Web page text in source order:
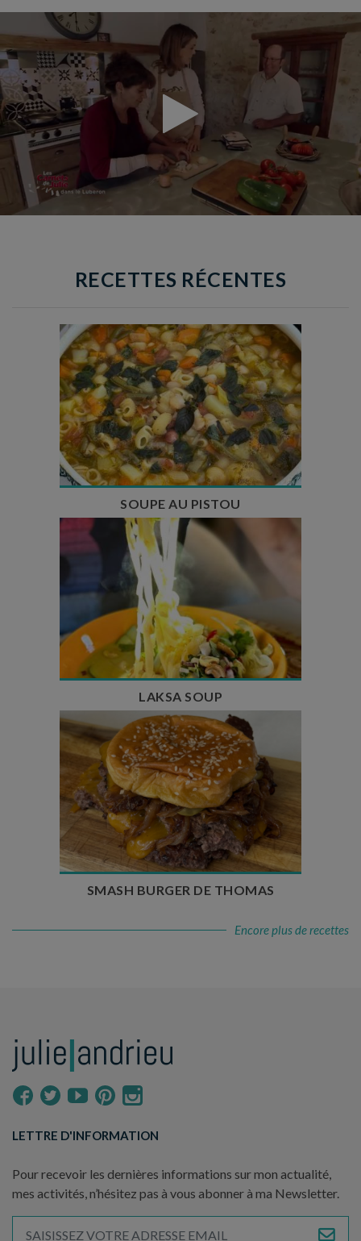
RECETTES RÉCENTES
Temps de préparation : 35 min
Temps de cuisson : 1h15
Nombre de couverts : 8
SOUPE AU PISTOU
Temps de préparation : 40 min
Temps de cuisson : 25 min
Nombre de couverts : 4
LAKSA SOUP
Temps de préparation : 20 min
Temps de cuisson : 5 à 10 min
Nombre de couverts : 4
SMASH BURGER DE THOMAS
Encore plus de recettes
LETTRE D'INFORMATION
Pour recevoir les dernières informations sur mon actualité,
mes activités, n’hésitez pas à vous abonner à ma Newsletter.